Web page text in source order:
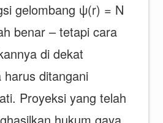
gelombang ψ(r) = N
benar – tetapi cara
di dekat
ditangani
Proyeksi yang telah